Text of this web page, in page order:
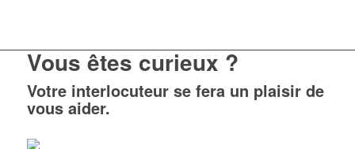
Vous êtes curieux ?
Votre interlocuteur se fera un plaisir de
vous aider.